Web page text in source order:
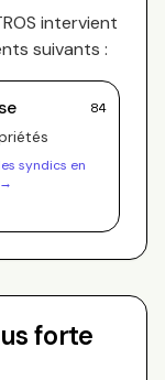
intervient
suivants :
84
s
syndics en
→
forte